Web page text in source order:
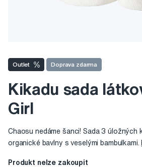
Outlet Doprava zdarma
Kikadu sada
Girl
Chaosu nedáme šanci! Sada 3 úložných
organické bavlny s veselými bambulkami.
Produkt nelze zakoupit